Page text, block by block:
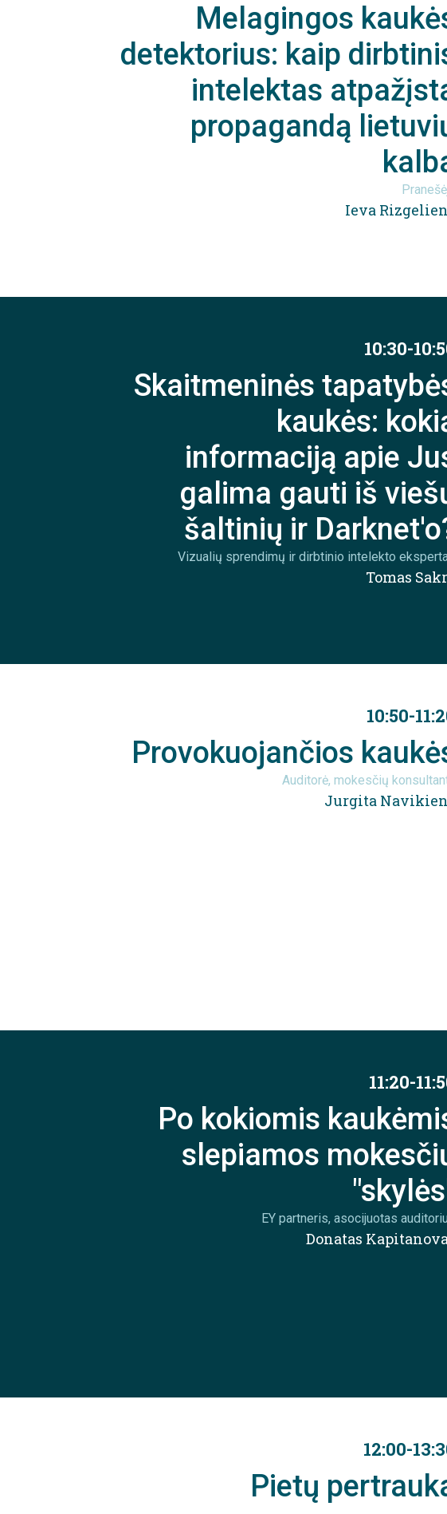
Melagingos
detektorius: kaip
intelektas
propagandą
Ieva
10:30-
Skaitmeninės
kaukės:
informaciją apie
galima gauti iš
šaltinių ir
Vizualių sprendimų ir dirbtinio intelekto
Tomas
10:50-
Provokuojančios
Auditorė, mokesčių
Jurgita
11:20-
Po kokiomis
slepiamos
EY partneris, asocijuotas
Donatas
12:00-
Pietų